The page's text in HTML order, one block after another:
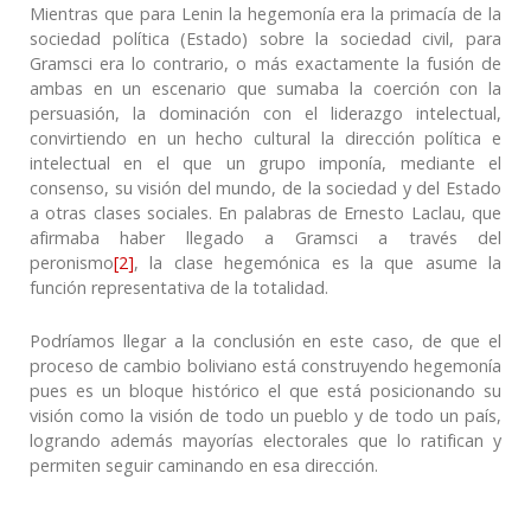
Mientras que para Lenin la hegemonía era la primacía de la
sociedad política (Estado) sobre la sociedad civil, para
Gramsci era lo contrario, o más exactamente la fusión de
ambas en un escenario que sumaba la coerción con la
persuasión, la dominación con el liderazgo intelectual,
convirtiendo en un hecho cultural la dirección política e
intelectual en el que un grupo imponía, mediante el
consenso, su visión del mundo, de la sociedad y del Estado
a otras clases sociales. En palabras de Ernesto Laclau, que
afirmaba haber llegado a Gramsci a través del
peronismo[2], la clase hegemónica es la que asume la
función representativa de la totalidad.
Podríamos llegar a la conclusión en este caso, de que el
proceso de cambio boliviano está construyendo hegemonía
pues es un bloque histórico el que está posicionando su
visión como la visión de todo un pueblo y de todo un país,
logrando además mayorías electorales que lo ratifican y
permiten seguir caminando en esa dirección.